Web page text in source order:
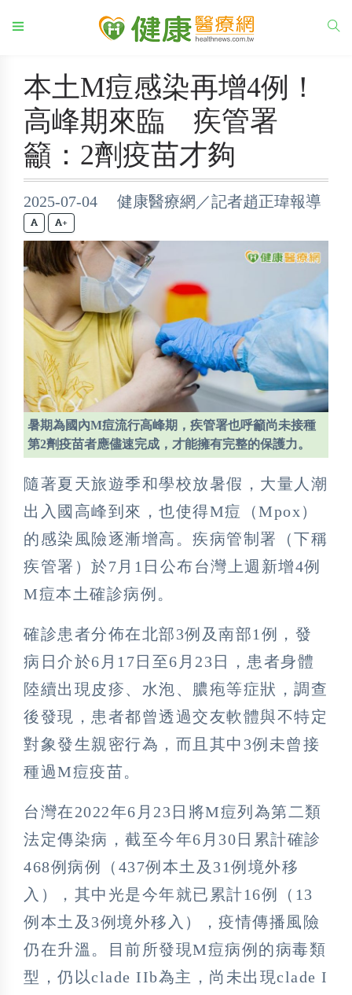
本土M痘感染再增4例！
高峰期來臨 疾管署
籲：2劑疫苗才夠
2025-07-04 健康醫療網／記者趙正瑋報導
+
暑期為國內M痘流行高峰期，疾管署也呼籲尚未接種
第2劑疫苗者應儘速完成，才能擁有完整的保護力。
隨著夏天旅遊季和學校放暑假，大量人潮
出入國高峰到來，也使得M痘（Mpox）
的感染風險逐漸增高。疾病管制署（下稱
疾管署）於7月1日公布台灣上週新增4例
M痘本土確診病例。
確診患者分佈在北部3例及南部1例，發
病日介於6月17日至6月23日，患者身體
陸續出現皮疹、水泡、膿疱等症狀，調查
後發現，患者都曾透過交友軟體與不特定
對象發生親密行為，而且其中3例未曾接
種過M痘疫苗。
台灣在2022年6月23日將M痘列為第二類
法定傳染病，截至今年6月30日累計確診
468例病例（437例本土及31例境外移
入），其中光是今年就已累計16例（13
例本土及3例境外移入），疫情傳播風險
仍在升溫。目前所發現M痘病例的病毒類
型，仍以clade IIb為主，尚未出現clade I